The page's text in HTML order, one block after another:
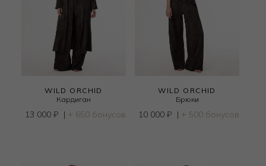
WILD ORCHID
Кардиган
13 000 ₽ | + 650 бонусов
WILD ORCHID
Брюки
10 000 ₽ | + 500 бонусов